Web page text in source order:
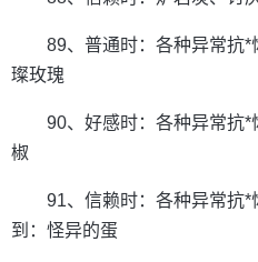
89、普通时：各种异常抗
璨玫瑰
90、好感时：各种异常抗
椒
91、信赖时：各种异常抗
到：怪异的蛋